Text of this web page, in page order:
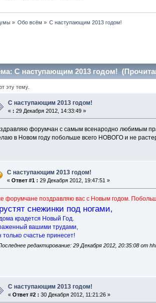
» Обо всём » С наступающим 2013 годом!
С наступающим 2013 годом!
эту тему.
С наступающим 2013 годом!
« : 29 Декабря 2012, 14:33:49 »
форумчан с самым всенародно любимым
в Новом году побольше всего НОВОГО и не
С наступающим 2013 годом!
«Ответ #1 : 29 Декабря 2012, 19:47:51 »
форумчане поздравляю вас с Новым годом.
снежинки под ногами,
крадется Новый Год.
вашими трудами,
только счастье принесет!
редактирование: 29 Декабря 2012, 20:35:08 от
С наступающим 2013 годом!
«Ответ #2 : 30 Декабря 2012, 11:21:26 »